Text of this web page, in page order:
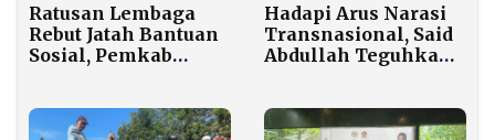
Ratusan Lembaga
Rebut Jatah Bantuan
Sosial, Pemkab
Miliar Lebih
Hadapi Arus Narasi
Transnasional, Said
Abdullah Teguhkan